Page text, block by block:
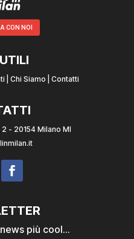
CON NOI
Chi Siamo Contatti
- 20154 Milano MI
più cool...